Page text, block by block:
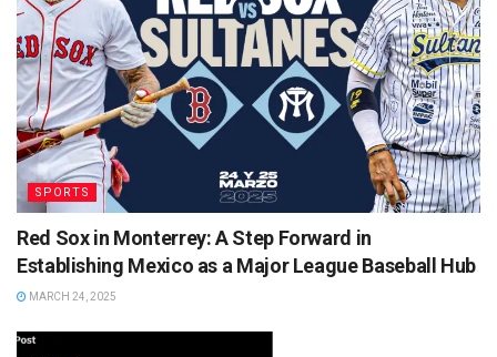
SPORTS
Red Sox in Monterrey: A Step Forward in
Establishing Mexico as a Major League Baseball Hub
MARCH 24, 2025